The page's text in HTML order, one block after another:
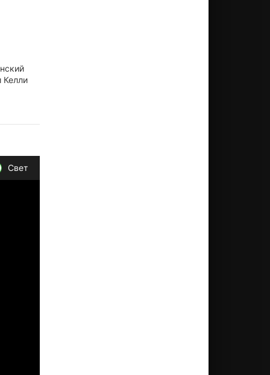
Келли
Свет